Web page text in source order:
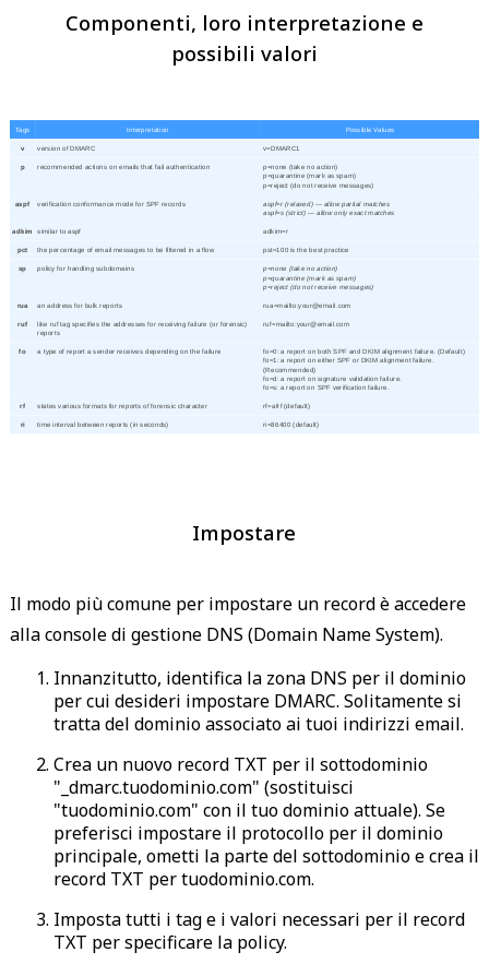
Componenti, loro interpretazione e
possibili valori
Tags Interpretation Possible Values
v version of DMARC v=DMARC1
p recommended actions on emails that fail authentication
p=none (take no action)
p=quarantine (mark as spam)
p=reject (do not receive messages)
aspf verification conformance mode for SPF records
aspf=r (relaxed) — allow partial matches
aspf=s (strict) — allow only exact matches
adkim similar to aspf adkim=r
pct the percentage of email messages to be filtered in a flow pst=100 is the best practice
sp policy for handling subdomains
p=none (take no action)
p=quarantine (mark as spam)
p=reject (do not receive messages)
rua an address for bulk reports rua=mailto:your@email.com
ruf
like ruf tag specifies the addresses for receiving failure (or forensic)
reports
ruf=mailto:your@email.com
fo a type of report a sender receives depending on the failure
fo=0: a report on both SPF and DKIM alignment failure. (Default)
fo=1: a report on either SPF or DKIM alignment failure.
(Recommended)
fo=d: a report on signature validation failure.
fo=s: a report on SPF verification failure.
rf states various formats for reports of forensic character rf=afrf (default)
ri time interval between reports (in seconds) ri=86400 (default)
Impostare
Il modo più comune per impostare un record è accedere
alla console di gestione DNS (Domain Name System).
Innanzitutto, identifica la zona DNS per il dominio
per cui desideri impostare DMARC. Solitamente si
tratta del dominio associato ai tuoi indirizzi email.
Crea un nuovo record TXT per il sottodominio
"_dmarc.tuodominio.com" (sostituisci
"tuodominio.com" con il tuo dominio attuale). Se
preferisci impostare il protocollo per il dominio
principale, ometti la parte del sottodominio e crea il
record TXT per tuodominio.com.
Imposta tutti i tag e i valori necessari per il record
TXT per specificare la policy.